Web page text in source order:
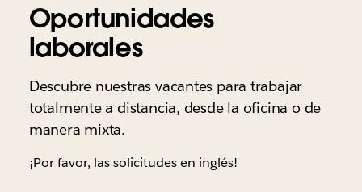
Oportunidades
laborales
Descubre nuestras vacantes para trabajar
totalmente a distancia, desde la oficina o de
manera mixta.
¡Por favor, las solicitudes en inglés!